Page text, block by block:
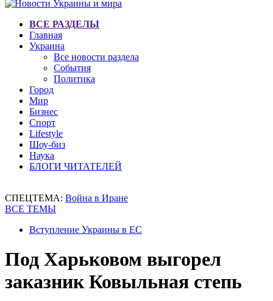
ВСЕ РАЗДЕЛЫ
Главная
Украина
Все новости раздела
События
Политика
Город
Мир
Бизнес
Спорт
Lifestyle
Шоу-биз
Наука
БЛОГИ ЧИТАТЕЛЕЙ
СПЕЦТЕМА: Война в Иране
ВСЕ ТЕМЫ
Вступление Украины в ЕС
Под Харьковом выгорел
заказник Ковыльная степь